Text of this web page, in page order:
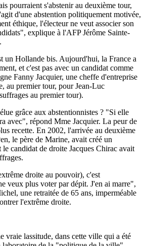
pourraient s'abstenir au deuxième tour,
d'une abstention politiquement motivée,
éthique, l'électeur ne veut associer son
explique à l'AFP Jérôme Sainte-
un Hollande bis. Aujourd'hui, la France a
et c'est pas avec un candidat comme
Fanny Jacquier, une cheffe d'entreprise
au premier tour, pour Jean-Luc
au premier tour).
grâce aux abstentionnistes ? "Si elle
avec", répond Mme Jacquier. La peur de
recette. En 2002, l'arrivée au deuxième
le père de Marine, avait créé un
le candidat de droite Jacques Chirac avait
droite au pouvoir), c'est
veux plus voter par dépit. J'en ai marre",
une retraitée de 65 ans, imperméable
l'extrême droite.
vraie lassitude, dans cette ville qui a été